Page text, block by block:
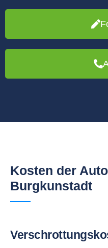
Kosten der
Burgkunstadt